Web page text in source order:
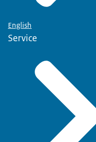
English
Service